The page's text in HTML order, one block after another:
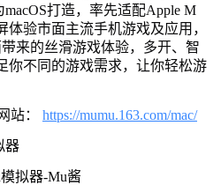
打造，率先适配Apple M
体验市面主流手机游戏及应用，
来的丝滑游戏体验，多开、智
你不同的游戏需求，让你轻松游
站： https://mumu.163.com/mac/
器
拟器-Mu酱